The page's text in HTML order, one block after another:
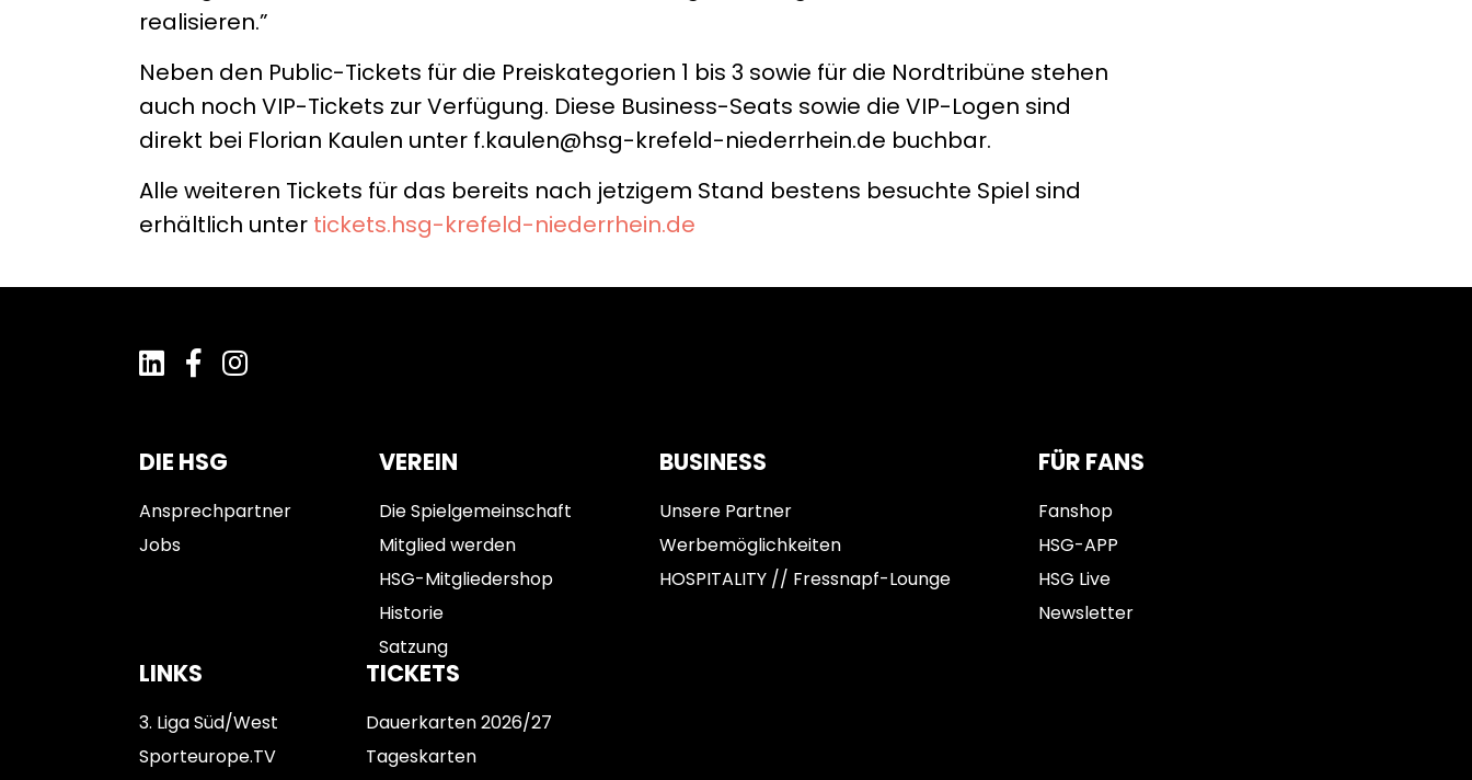
realisieren.”
Neben den Public-Tickets für die Preiskategorien 1 bis 3 sowie für die Nordtribüne stehen
auch noch VIP-Tickets zur Verfügung. Diese Business-Seats sowie die VIP-Logen sind
direkt bei Florian Kaulen unter f.kaulen@hsg-krefeld-niederrhein.de buchbar.
Alle weiteren Tickets für das bereits nach jetzigem Stand bestens besuchte Spiel sind
erhältlich unter tickets.hsg-krefeld-niederrhein.de
DIE HSG
Ansprechpartner
Jobs
VEREIN
Die Spielgemeinschaft
Mitglied werden
HSG-Mitgliedershop
Historie
Satzung
BUSINESS
Unsere Partner
Werbemöglichkeiten
HOSPITALITY // Fressnapf-Lounge
FÜR FANS
Fanshop
HSG-APP
HSG Live
Newsletter
LINKS
3. Liga Süd/West
Sporteurope.TV
TICKETS
Dauerkarten 2026/27
Tageskarten